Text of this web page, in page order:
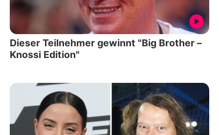
Dieser Teilnehmer gewinnt "Big Brother –
Knossi Edition"